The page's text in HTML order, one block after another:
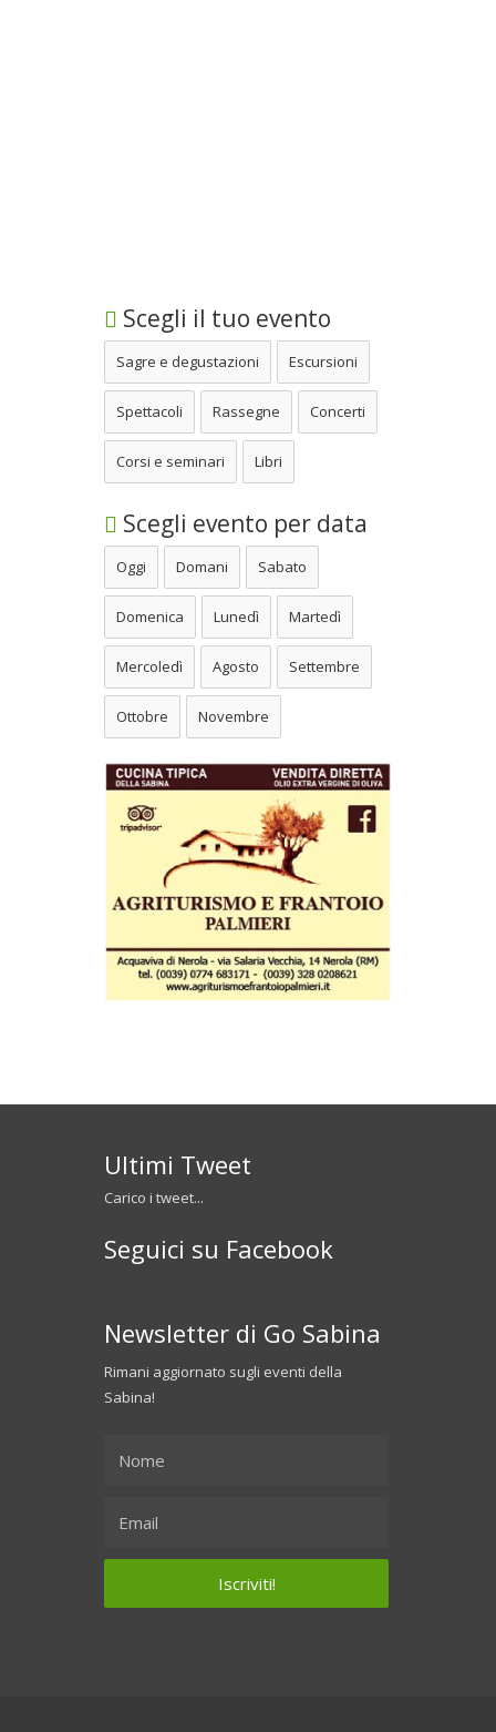
Scegli il tuo evento
Sagre e degustazioni Escursioni
Spettacoli Rassegne Concerti
Corsi e seminari Libri
Scegli evento per data
Oggi Domani Sabato
Domenica Lunedì Martedì
Mercoledì Agosto Settembre
Ottobre Novembre
Ultimi Tweet
Carico i tweet...
Seguici su Facebook
Newsletter di Go Sabina
Rimani aggiornato sugli eventi della
Sabina!